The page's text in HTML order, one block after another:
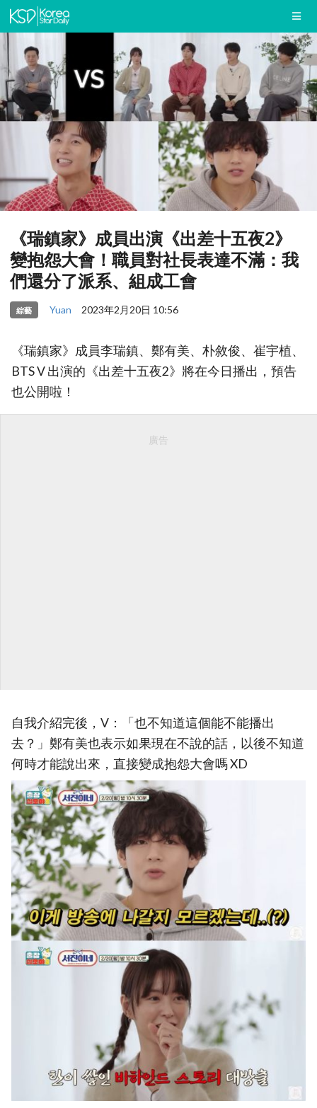
《瑞鎮家》成員出演《出差十五夜2》
變抱怨大會！職員對社長表達不滿：我
們還分了派系、組成工會
綜藝 Yuan 2023年2月20日 10:56
《瑞鎮家》成員李瑞鎮、鄭有美、朴敘俊、崔宇植、
BTS V 出演的《出差十五夜2》將在今日播出，預告
也公開啦！
廣告
自我介紹完後，V：「也不知道這個能不能播出
去？」鄭有美也表示如果現在不說的話，以後不知道
何時才能說出來，直接變成抱怨大會嗎 XD